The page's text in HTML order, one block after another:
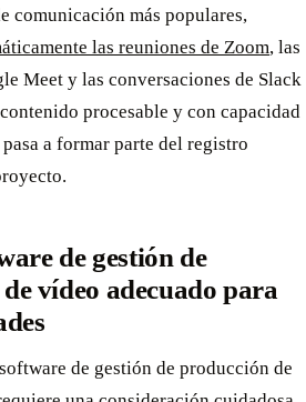
comunicación más populares,
las reuniones de Zoom, las
Meet y las conversaciones de Slack
procesable y con capacidad
a formar parte del registro
de gestión de
vídeo adecuado para
de gestión de producción de